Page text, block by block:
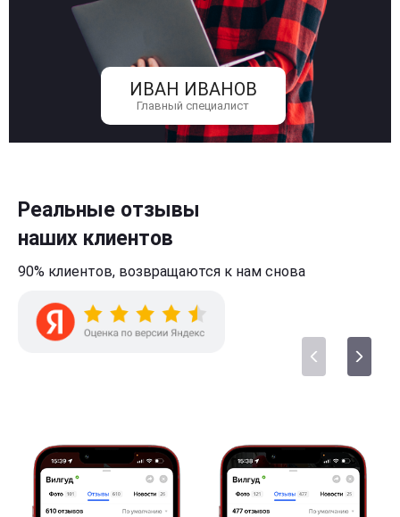
ИВАН ИВАНОВ
Главный специалист
Реальные отзывы
наших клиентов
90% клиентов, возвращаются к нам снова